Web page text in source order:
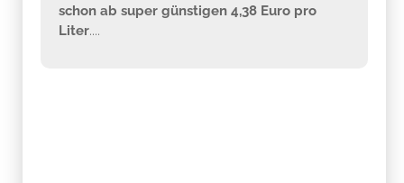
schon ab super günstigen 4,38 Euro pro
Liter....